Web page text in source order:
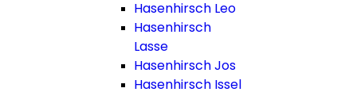
Hasenhirsch Leo
Hasenhirsch
Lasse
Hasenhirsch Jos
Hasenhirsch Issel